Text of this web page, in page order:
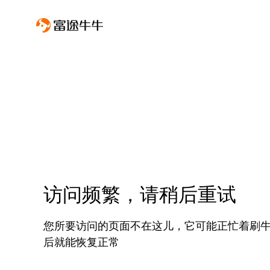
访问频繁，请稍后重试
您所要访问的页面不在这儿，它可能正忙着刷
后就能恢复正常